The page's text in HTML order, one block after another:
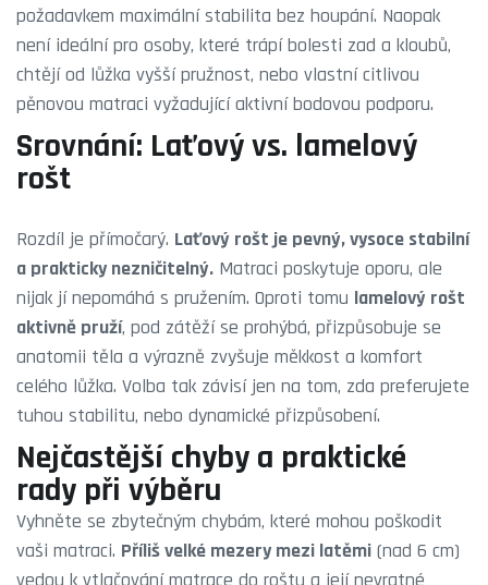
požadavkem maximální stabilita bez houpání. Naopak
není ideální pro osoby, které trápí bolesti zad a kloubů,
chtějí od lůžka vyšší pružnost, nebo vlastní citlivou
pěnovou matraci vyžadující aktivní bodovou podporu.
Srovnání: Laťový vs. lamelový
rošt
Rozdíl je přímočarý. Laťový rošt je pevný, vysoce stabilní
a prakticky nezničitelný. Matraci poskytuje oporu, ale
nijak jí nepomáhá s pružením. Oproti tomu lamelový rošt
aktivně pruží, pod zátěží se prohýbá, přizpůsobuje se
anatomii těla a výrazně zvyšuje měkkost a komfort
celého lůžka. Volba tak závisí jen na tom, zda preferujete
tuhou stabilitu, nebo dynamické přizpůsobení.
Nejčastější chyby a praktické
rady při výběru
Vyhněte se zbytečným chybám, které mohou poškodit
vaši matraci. Příliš velké mezery mezi latěmi (nad 6 cm)